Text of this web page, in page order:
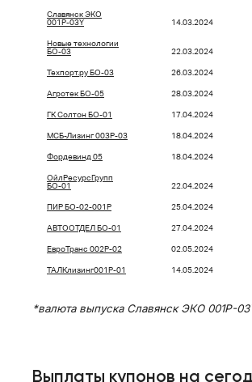
Славянск ЭКО
001Р-03Y
14.03.2024
Новые технологии
БO-03
22.03.2024
Техпорт.ру БО-03 26.03.2024
Агротек БО-05 28.03.2024
ГК Солтон БО-01 17.04.2024
МСБ-Лизинг 003P-03 18.04.2024
Фордевинд 05 18.04.2024
ОйлРесурсГрупп
БО-01
22.04.2024
ПИР БО-02-001P 25.04.2024
АВТООТДЕЛ БО-01 27.04.2024
ЕвроТранс 002Р-02 02.05.2024
ТАЛКлизинг001P-01 14.05.2024
*валюта выпуска Славянск ЭКО 001Р-
Выплаты купонов на